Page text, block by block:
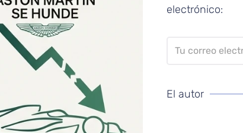
electrónico:
El autor